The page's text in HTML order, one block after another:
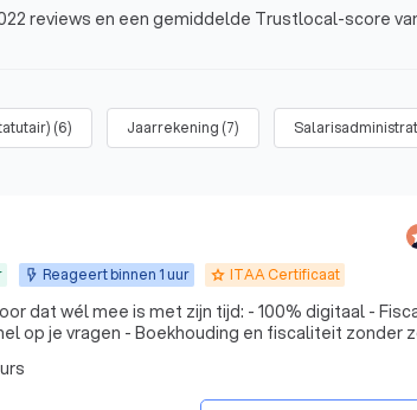
reviews en een gemiddelde Trustlocal-score
(6) Jaarrekening (7)
Reageert binnen 1 uur grade ITAA Certificaat
zijn tijd: - 100% digitaal - Fiscaal advies in mensentaal -
op je vragen - Boekhouding en fiscaliteit zonder